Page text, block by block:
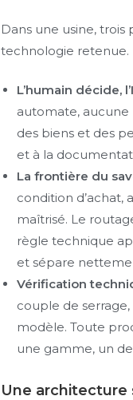
Dans une usine,
technologie retenue.
L’humain décide,
automate, aucune
des biens et des
et à la
La frontière du
condition d’achat,
maîtrisé. Le
règle technique
et sépare
Vérification
couple de
modèle. Toute
une gamme, un
Une architecture